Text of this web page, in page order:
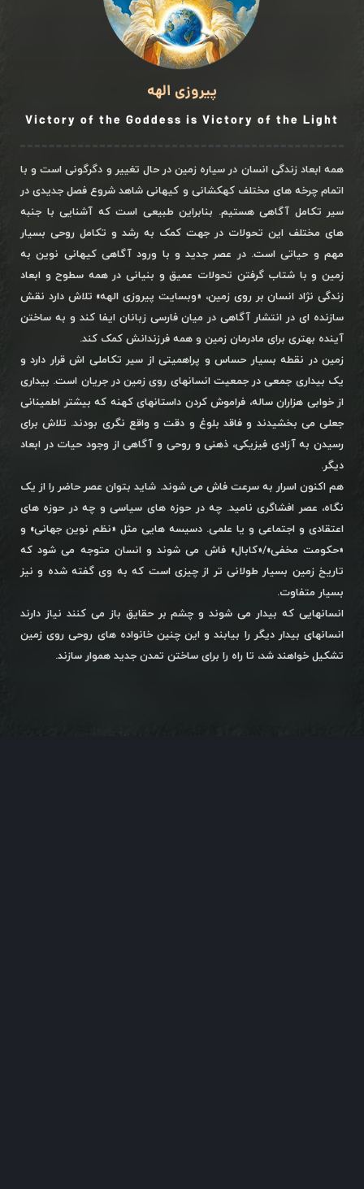
پیروزی الهه
Victory of the Goddess is Victory of the Light
همه ابعاد زندگی انسان در سیاره زمین در حال تغییر و دگرگونی است و با
اتمام چرخه های مختلف کهکشانی و کیهانی شاهد شروع فصل جدیدی در
سیر تکامل آگاهی هستیم. بنابراین طبیعی است که آشنایی با جنبه
های مختلف این تحولات در جهت کمک به رشد و تکامل روحی بسیار
مهم و حیاتی است. در عصر جدید و با ورود آگاهی کیهانی نوین به
زمین و با شتاب گرفتن تحولات عمیق و بنیانی در همه سطوح و ابعاد
زندگی نژاد انسان بر روی زمین، «وبسایت پیروزی الهه» تلاش دارد نقش
سازنده ای در انتشار آگاهی در میان فارسی زبانان ایفا کند و به ساختن
آینده بهتری برای مادرمان زمین و همه فرزندانش کمک کند.
زمین در نقطه بسیار حساس و پراهمیتی از سیر تکاملی اش قرار دارد و
یک بیداری جمعی در جمعیت انسانهای روی زمین در جریان است. بیداری
از خوابی هزاران ساله، فراموش کردن داستانهای کهنه که بیشتر اطمینانی
جعلی می بخشیدند و فاقد بلوغ و دقت و واقع نگری بودند. تلاش برای
رسیدن به آزادی فیزیکی، ذهنی و روحی و آگاهی از وجود حیات در ابعاد
دیگر.
هم اکنون اسرار به سرعت فاش می شوند. شاید بتوان عصر حاضر را از یک
نگاه، عصر افشاگری نامید. چه در حوزه های سیاسی و چه در حوزه های
اعتقادی و اجتماعی و یا علمی. دسیسه هایی مثل «نظم نوین جهانی» و
«حکومت مخفی»/«کابال» فاش می شوند و انسان متوجه می شود که
تاریخ زمین بسیار طولانی تر از چیزی است که به وی گفته شده و نیز
بسیار متفاوت.
انسانهایی که بیدار می شوند و چشم بر حقایق باز می کنند نیاز دارند
انسانهای بیدار دیگر را بیابند و این چنین خانواده های روحی روی زمین
تشکیل خواهند شد، تا راه را برای ساختن تمدن جدید هموار سازند.